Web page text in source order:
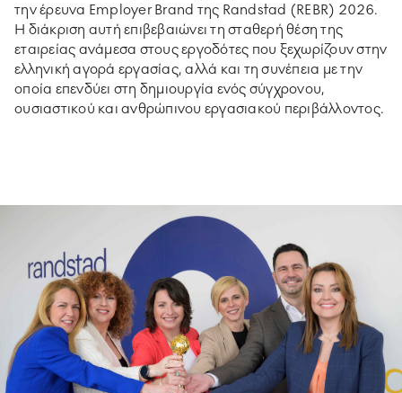
95 ΧΡΟΝΙΑ ΠΑΠΑΣΤΡΑΤΟΣ
PMI SCIENCE
MEDIA CENTER
ΥΠΟΔΕΙΓΜΑΤΙΚΗ ΛΕΙΤΟΥΡΓΙΑ
ΕΡΓΑZOMΕΝΟΙ & ΣΥΝΕΡΓΑΤΕΣ
ΠΕΡΙΒΑΛΛΟΝ
ΚΟΙΝΩΝΙA
την έρευνα Employer Brand της Randstad (REBR) 2026.
Η διάκριση αυτή επιβεβαιώνει τη σταθερή θέση της
εταιρείας ανάμεσα στους εργοδότες που ξεχωρίζουν στην
ελληνική αγορά εργασίας, αλλά και τη συνέπεια με την
οποία επενδύει στη δημιουργία ενός σύγχρονου,
ουσιαστικού και ανθρώπινου εργασιακού περιβάλλοντος.